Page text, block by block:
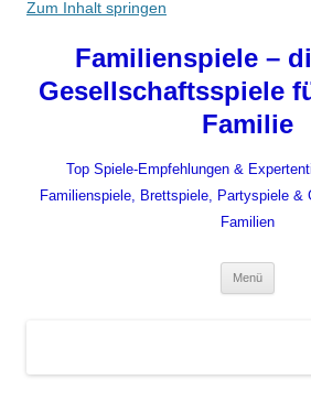
Zum Inhalt springen
Familienspiele –
Gesellschaftsspiele
Familie
Top Spiele-Empfehlungen &
Familienspiele, Brettspiele, Partyspiele &
Familien
Menü